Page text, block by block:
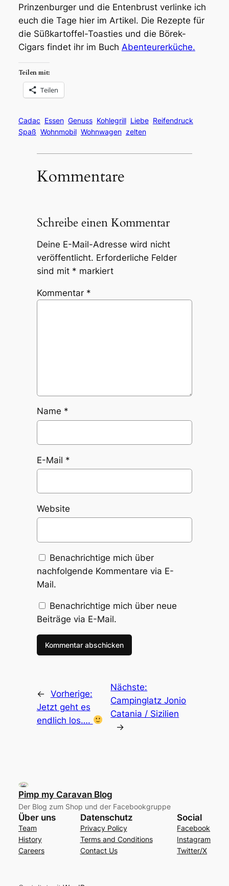
Prinzenburger und die Entenbrust verlinke ich
euch die Tage hier im Artikel. Die Rezepte für
die Süßkartoffel-Toasties und die Börek-
Cigars findet ihr im Buch Abenteurerküche.
Teilen mit:
Teilen
Cadac Essen Genuss Kohlegrill Liebe Reifendruck
Spaß Wohnmobil Wohnwagen zelten
Kommentare
Schreibe einen Kommentar
Deine E-Mail-Adresse wird nicht
veröffentlicht. Erforderliche Felder
sind mit * markiert
Kommentar *
Name *
E-Mail *
Website
Benachrichtige mich über
nachfolgende Kommentare via E-
Mail.
Benachrichtige mich über neue
Beiträge via E-Mail.
← Vorherige:
Jetzt geht es
endlich los….
Nächste:
Campinglatz Jonio
Catania / Sizilien
→
Pimp my Caravan Blog
Der Blog zum Shop und der Facebookgruppe
Über uns
Team
History
Careers
Datenschutz
Privacy Policy
Terms and Conditions
Contact Us
Social
Facebook
Instagram
Twitter/X